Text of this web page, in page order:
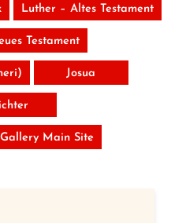
Luther – Altes Testament
Testament
Josua
Main Site